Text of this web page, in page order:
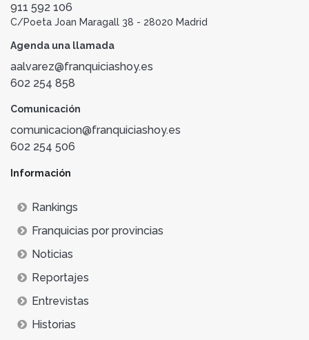
911 592 106
C/Poeta Joan Maragall 38 - 28020 Madrid
Agenda una llamada
aalvarez@franquiciashoy.es
602 254 858
Comunicación
comunicacion@franquiciashoy.es
602 254 506
Información
Rankings
Franquicias por provincias
Noticias
Reportajes
Entrevistas
Historias